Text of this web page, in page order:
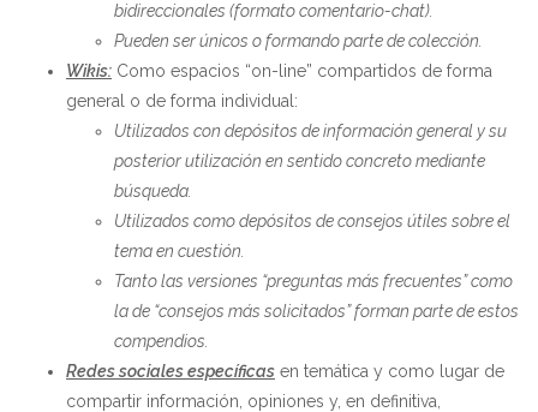
bidireccionales (formato comentario-chat).
Pueden ser únicos o formando parte de colección.
Wikis: Como espacios “on-line” compartidos de forma
general o de forma individual:
Utilizados con depósitos de información general y su
posterior utilización en sentido concreto mediante
búsqueda.
Utilizados como depósitos de consejos útiles sobre el
tema en cuestión.
Tanto las versiones “preguntas más frecuentes” como
la de “consejos más solicitados” forman parte de estos
compendios.
Redes sociales específicas en temática y como lugar de
compartir información, opiniones y, en definitiva,